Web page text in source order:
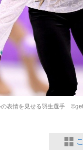
ドラムが認めた“照ノ富士
の表情を見せる羽生選手